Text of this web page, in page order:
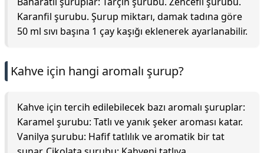
Karanfil şurubu. Şurup miktarı, damak tadına göre
50 ml sıvı başına 1 çay kaşığı eklenerek ayarlanabilir.
Kahve için hangi aromalı şurup?
Kahve için tercih edilebilecek bazı aromalı şuruplar:
Karamel şurubu: Tatlı ve yanık şeker aroması katar.
Vanilya şurubu: Hafif tatlılık ve aromatik bir tat